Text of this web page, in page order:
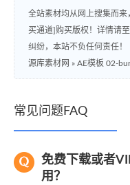
全站素材均从网上搜集而
买通道]购买版权！详情请
纠纷，本站不负任何责任！
源库素材网 » AE模板 02-
常见问题FAQ
免费下载或者
用？